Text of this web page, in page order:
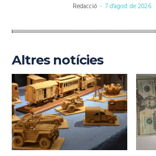
Redacció - 7 d'agost de 2026
Altres notícies